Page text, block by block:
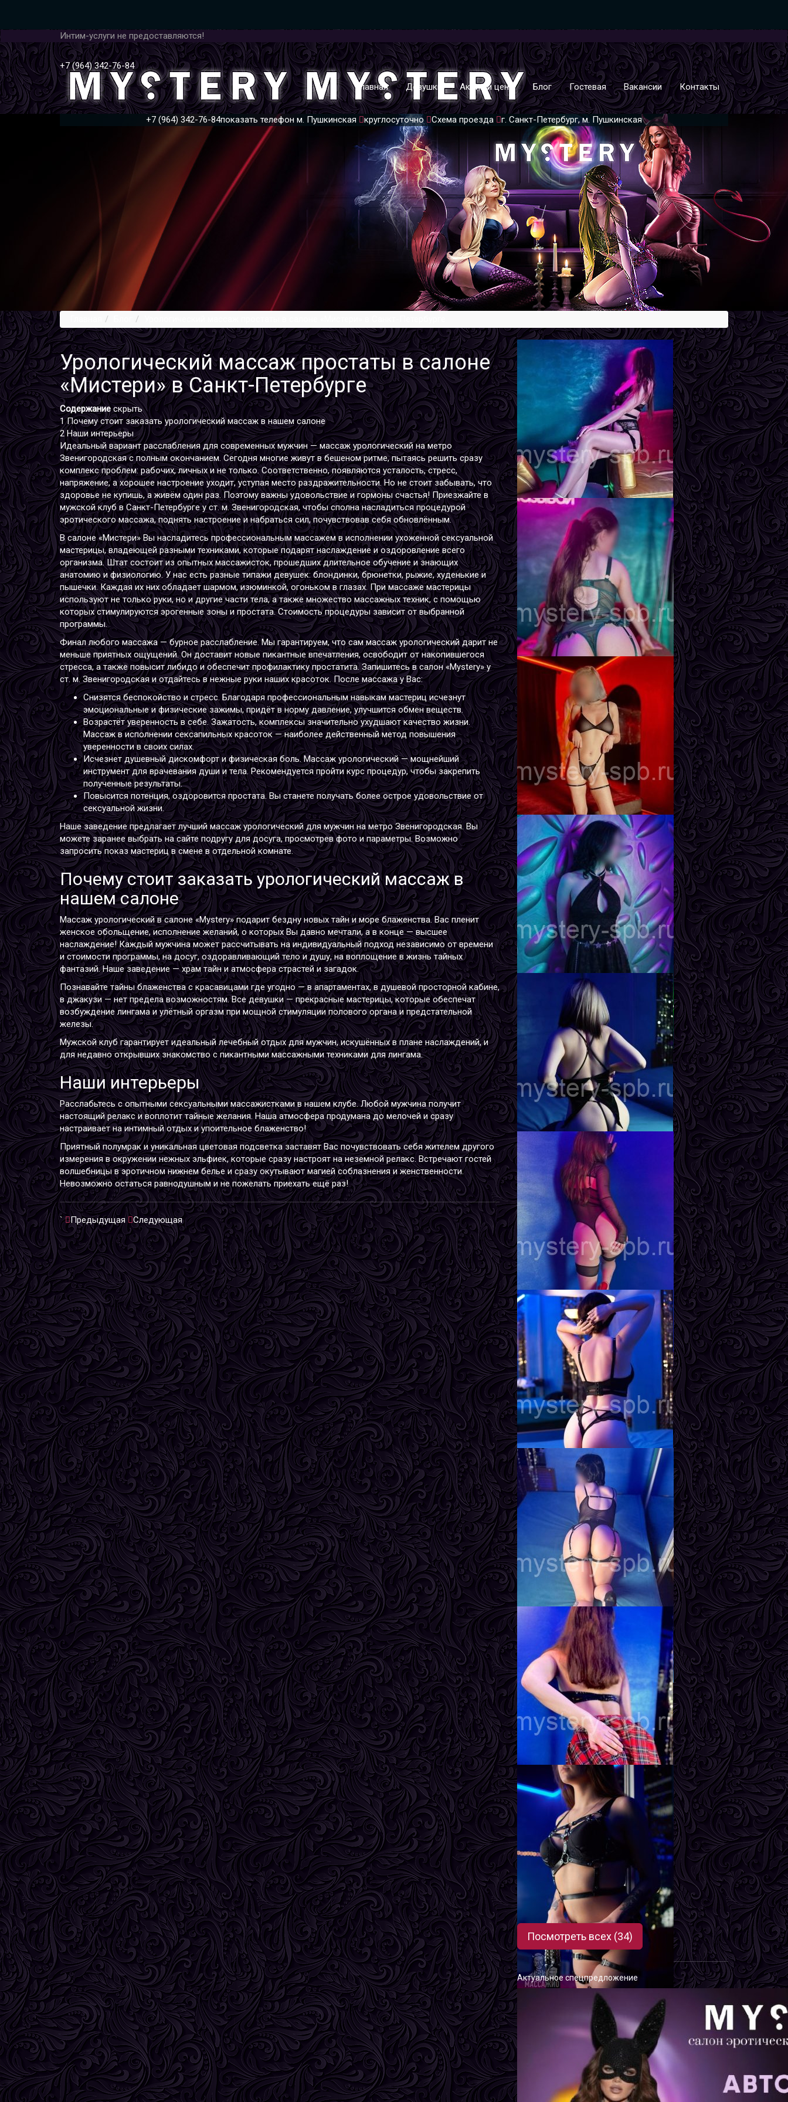
Интим-услуги не предоставляются!
+7 (964) 342-76-84
Главная
Девушки Акции и цены Блог Гостевая Вакансии Контакты
+7 (964) 342-76-84показать телефон м. Пушкинская круглосуточно Схема проезда г. Санкт-Петербург, м. Пушкинская
Урологический массаж простаты в салоне
«Мистери» в Санкт-Петербурге
Содержание скрыть
1 Почему стоит заказать урологический массаж в нашем салоне
2 Наши интерьеры
Идеальный вариант расслабления для современных мужчин —массаж урологический на метро
Звенигородскаяс полным окончанием. Сегодня многие живут в бешеном ритме, пытаясь решить сразу
комплекс проблем: рабочих, личных и не только. Соответственно, появляются усталость, стресс,
напряжение, а хорошее настроение уходит, уступая место раздражительности. Но не стоит забывать, что
здоровье не купишь, а живём один раз. Поэтому важны удовольствие и гормоны счастья! Приезжайте в
мужской клуб в Санкт-Петербурге у ст. м. Звенигородская, чтобы сполна насладиться процедурой
эротического массажа, поднять настроение и набраться сил, почувствовав себя обновлённым.
В салоне «Мистери» Вы насладитесь профессиональным массажем в исполнении ухоженной сексуальной
мастерицы, владеющей разными техниками, которые подарят наслаждение и оздоровление всего
организма. Штат состоит из опытных массажисток, прошедших длительное обучение и знающих
анатомию и физиологию. У нас есть разные типажи девушек: блондинки, брюнетки, рыжие, худенькие и
пышечки. Каждая их них обладает шармом, изюминкой, огоньком в глазах. При массаже мастерицы
используют не только руки, но и другие части тела, а также множество массажных техник, с помощью
которых стимулируются эрогенные зоны и простата. Стоимость процедуры зависит от выбранной
программы.
Финал любого массажа — бурное расслабление. Мы гарантируем, что сам массаж урологический дарит не
меньше приятных ощущений. Он доставит новые пикантные впечатления, освободит от накопившегося
стресса, а также повысит либидо и обеспечит профилактику простатита. Запишитесь в салон «Mystery» у
ст. м. Звенигородская и отдайтесь в нежные руки наших красоток. После массажа у Вас:
Снизятся беспокойство и стресс. Благодаря профессиональным навыкам мастериц исчезнут
эмоциональные и физические зажимы, придёт в норму давление, улучшится обмен веществ.
Возрастёт уверенность в себе. Зажатость, комплексы значительно ухудшают качество жизни.
Массаж в исполнении сексапильных красоток — наиболее действенный метод повышения
уверенности в своих силах.
Исчезнет душевный дискомфорт и физическая боль. Массаж урологический — мощнейший
инструмент для врачевания души и тела. Рекомендуется пройти курс процедур, чтобы закрепить
полученные результаты.
Повысится потенция, оздоровится простата. Вы станете получать более острое удовольствие от
сексуальной жизни.
Наше заведение предлагает лучшиймассаж урологический для мужчин на метро Звенигородская. Вы
можете заранее выбрать на сайте подругу для досуга, просмотрев фото и параметры. Возможно
запросить показ мастериц в смене в отдельной комнате.
Почему стоит заказать урологический массаж в
нашем салоне
Массаж урологический в салоне «Mystery» подарит бездну новых тайн и море блаженства. Вас пленит
женское обольщение, исполнение желаний, о которых Вы давно мечтали, а в конце — высшее
наслаждение! Каждый мужчина может рассчитывать на индивидуальный подход независимо от времени
и стоимости программы, на досуг, оздоравливающий тело и душу, на воплощение в жизнь тайных
фантазий. Наше заведение — храм тайн и атмосфера страстей и загадок.
Познавайте тайны блаженства с красавицами где угодно — в апартаментах, в душевой просторной кабине,
в джакузи — нет предела возможностям. Все девушки — прекрасные мастерицы, которые обеспечат
возбуждение лингама и улётный оргазм при мощной стимуляции полового органа и предстательной
железы.
Мужской клуб гарантирует идеальный лечебный отдых для мужчин, искушённых в плане наслаждений, и
для недавно открывших знакомство с пикантными массажными техниками для лингама.
Наши интерьеры
Расслабьтесь с опытными сексуальными массажистками в нашем клубе. Любой мужчина получит
настоящий релакс и воплотит тайные желания. Наша атмосфера продумана до мелочей и сразу
настраивает на интимный отдых и упоительное блаженство!
Приятный полумрак и уникальная цветовая подсветка заставят Вас почувствовать себя жителем другого
измерения в окружении нежных эльфиек, которые сразу настроят на неземной релакс. Встречают гостей
волшебницы в эротичном нижнем белье и сразу окутывают магией соблазнения и женственности.
Невозможно остаться равнодушным и не пожелать приехать ещё раз!
` Предыдущая Следующая
Возраст 24
170 см
57 кг
Грудь
2-й
22
163 см
49 кг
Грудь
3-й
Вика
Возраст
26
Рост
162 см
Вес
57 кг
Грудь
3-й
Возраст20
167 см
Вес
56 кг
Грудь
Яна
Возраст 23
Рост
170 см
Вес
58 кг
Грудь
Инга
Возраст22
Рост
161 см
Вес
55 кг
Грудь
3-й
165 см
58 кг
Грудь
Линда
Возраст23
Рост
167 см
57 кг
Грудь
Возраст
18
169 см
52 кг
2-й
167 см
Посмотреть всех (34)
Актуальное спецпредложение